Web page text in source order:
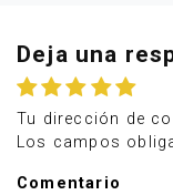
Deja una
Tu dirección de
Los campos
Comentario